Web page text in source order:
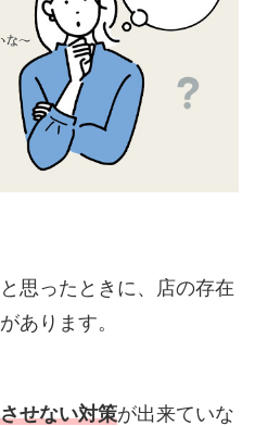
思ったときに、店の存在
あります。
せない対策が出来ていな